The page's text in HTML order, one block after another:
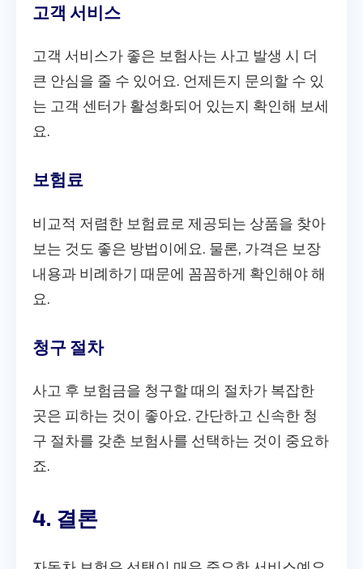
고객 서비스
고객 서비스가 좋은 보험사는 사고 발생 시 더
큰 안심을 줄 수 있어요. 언제든지 문의할 수 있
는 고객 센터가 활성화되어 있는지 확인해 보세
요.
보험료
비교적 저렴한 보험료로 제공되는 상품을 찾아
보는 것도 좋은 방법이에요. 물론, 가격은 보장
내용과 비례하기 때문에 꼼꼼하게 확인해야 해
요.
청구 절차
사고 후 보험금을 청구할 때의 절차가 복잡한
곳은 피하는 것이 좋아요. 간단하고 신속한 청
구 절차를 갖춘 보험사를 선택하는 것이 중요하
죠.
4. 결론